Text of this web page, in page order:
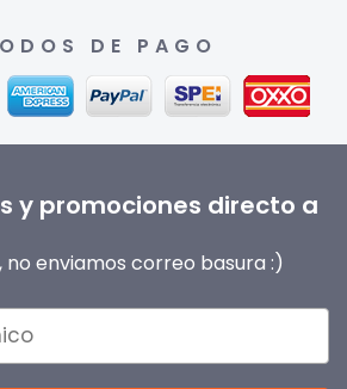
DE PAGO
y promociones directo a
no enviamos correo basura :)